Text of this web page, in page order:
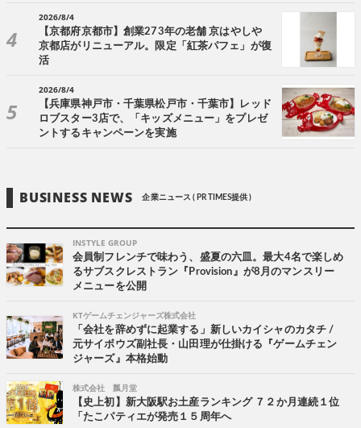
2026/8/4
【京都府京都市】創業273年の老舗 京はやしや
京都店がリニューアル。限定「紅茶パフェ」が復
活
2026/8/4
【兵庫県神戸市・千葉県松戸市・千葉市】レッド
ロブスター3店で、「キッズメニュー」をプレゼ
ントするキャンペーンを実施
BUSINESS NEWS 企業ニュース ( PR TIMES提供 )
INSTYLE GROUP
会員制フレンチで味わう、盛夏の六皿。最大4名で楽しめ
るサブスクレストラン『Provision』が8月のマンスリー
メニューを公開
KTゲームチェンジャーズ株式会社
「会社を辞めずに起業する」新しいカイシャのカタチ /
元サイボウズ副社長・山田理が仕掛ける『ゲームチェン
ジャーズ』本格始動
株式会社 瓢月堂
【史上初】新大阪駅お土産ランキング ７２か月連続１位
「たこパティエが発売１５周年へ